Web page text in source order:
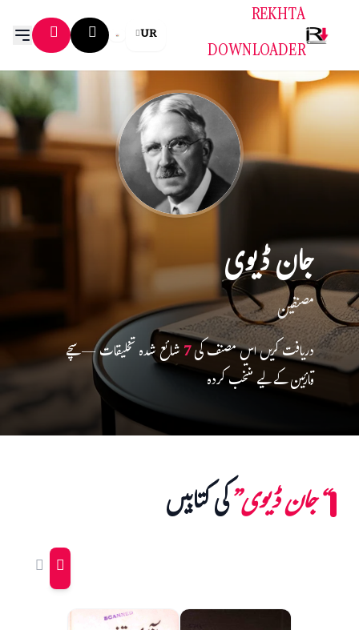
REKHTA
DOWNLOADER
UR
جان ڈیوی
مصنفین
دریافت کریں اس مصنف کی7شائع شدہ تخلیقات — سچے
قارئین کے لیے منتخب کردہ
“جان ڈیوی”کی کتابیں